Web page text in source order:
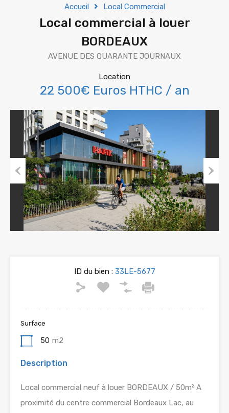
Accueil Local Commercial
Local commercial à louer
BORDEAUX
AVENUE DES QUARANTE JOURNAUX
Location
22 500€ Euros HTHC / an
Previous Next
ID du bien :33LE-5677
Surface
50 m2
Description
Local commercial neuf à louer BORDEAUX / 50m² A
proximité du centre commercial Bordeaux Lac, au